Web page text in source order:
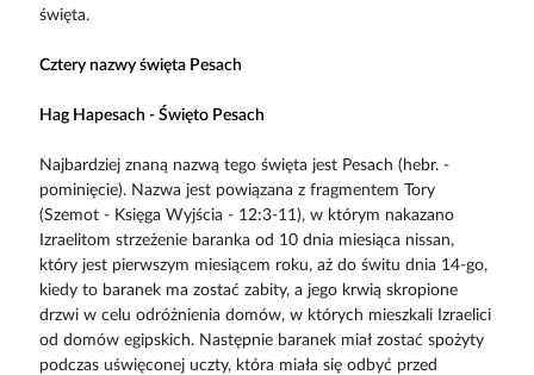
święta.
Cztery nazwy święta Pesach
Hag Hapesach - Święto Pesach
Najbardziej znaną nazwą tego święta jest Pesach (hebr. -
pominięcie). Nazwa jest powiązana z fragmentem Tory
(Szemot - Księga Wyjścia - 12:3-11), w którym nakazano
Izraelitom strzeżenie baranka od 10 dnia miesiąca nissan,
który jest pierwszym miesiącem roku, aż do świtu dnia 14-go,
kiedy to baranek ma zostać zabity, a jego krwią skropione
drzwi w celu odróżnienia domów, w których mieszkali Izraelici
od domów egipskich. Następnie baranek miał zostać spożyty
podczas uświęconej uczty, która miała się odbyć przed